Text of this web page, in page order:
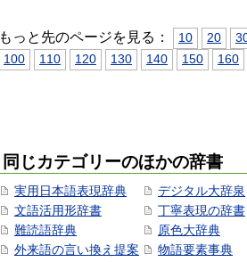
もっと先のページを見る： 10 20
100
110 120 130 140 150 160
同じカテゴリーのほかの辞書
実用日本語表現辞典
文語活用形辞書
難読語辞典
外来語の言い換え提案
デジタル大辞泉
丁寧表現の辞書
原色大辞典
物語要素事典